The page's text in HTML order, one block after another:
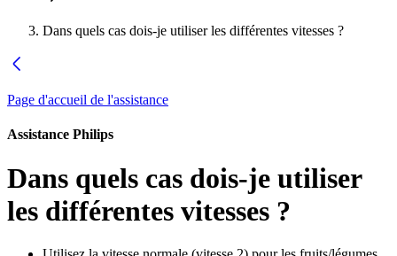
Dans quels cas dois-je utiliser les différentes vitesses ?
Page d'accueil de l'assistance
Assistance Philips
Dans quels cas dois-je utiliser
les différentes vitesses ?